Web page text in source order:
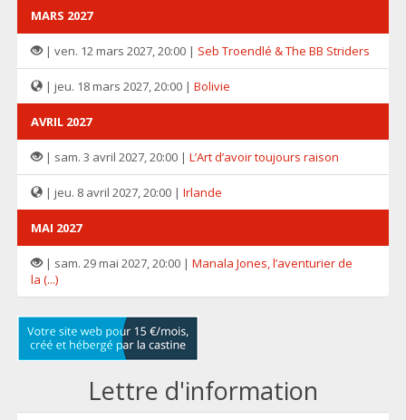
MARS 2027
| ven. 12 mars 2027, 20:00 | Seb Troendlé & The BB Striders
| jeu. 18 mars 2027, 20:00 | Bolivie
AVRIL 2027
| sam. 3 avril 2027, 20:00 | L’Art d’avoir toujours raison
| jeu. 8 avril 2027, 20:00 | Irlande
MAI 2027
| sam. 29 mai 2027, 20:00 | Manala Jones, l’aventurier de
la (...)
Lettre d'information